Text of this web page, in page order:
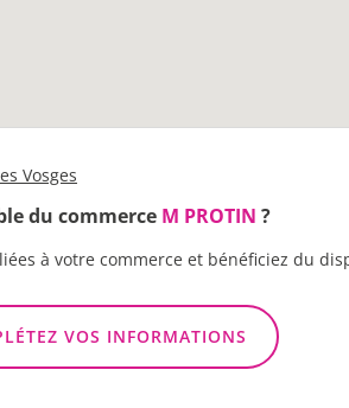
Vosges
du commerce M PROTIN ?
à votre commerce et bénéficiez du
VOS INFORMATIONS